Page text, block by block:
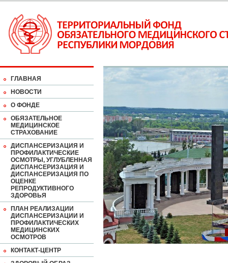
ГЛАВНАЯ
НОВОСТИ
О ФОНДЕ
ОБЯЗАТЕЛЬНОЕ
МЕДИЦИНСКОЕ
СТРАХОВАНИЕ
ДИСПАНСЕРИЗАЦИЯ И
ПРОФИЛАКТИЧЕСКИЕ
ОСМОТРЫ, УГЛУБЛЕННАЯ
ДИСПАНСЕРИЗАЦИЯ И
ДИСПАНСЕРИЗАЦИЯ ПО
ОЦЕНКЕ
РЕПРОДУКТИВНОГО
ЗДОРОВЬЯ
ПЛАН РЕАЛИЗАЦИИ
ДИСПАНСЕРИЗАЦИИ И
ПРОФИЛАКТИЧЕСКИХ
МЕДИЦИНСКИХ
ОСМОТРОВ
КОНТАКТ-ЦЕНТР